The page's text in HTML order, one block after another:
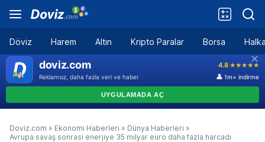
Döviz Harem Altın Kripto Paralar Borsa
Doviz.com » Ekonomi Haberleri » Dünya Haberleri »
Avrupa savaş sonrası enerjiye 35 milyar euro daha fazla harcadı